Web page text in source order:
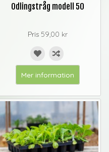
Odlingstråg modell 50
Pris 59,00 kr
Mer information